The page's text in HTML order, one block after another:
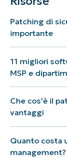
Patching di
importante
11 migliori
MSP e
Che cos'è il
vantaggi
Quanto costa
management?